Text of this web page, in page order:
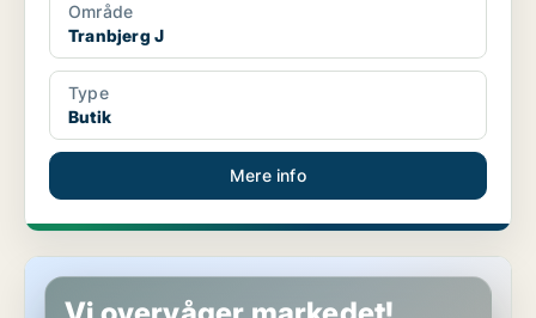
Område
Tranbjerg J
Type
Butik
Mere info
Restaurant i Vejle